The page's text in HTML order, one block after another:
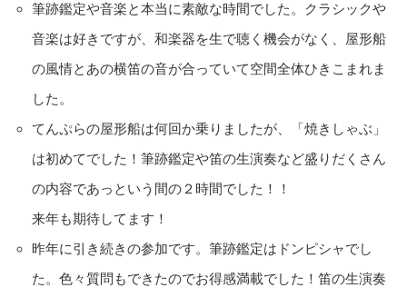
筆跡鑑定や音楽と本当に素敵な時間でした。クラシックや
音楽は好きですが、和楽器を生で聴く機会がなく、屋形船
の風情とあの横笛の音が合っていて空間全体ひきこまれま
した。
てんぷらの屋形船は何回か乗りましたが、「焼きしゃぶ」
は初めてでした！筆跡鑑定や笛の生演奏など盛りだくさん
の内容であっという間の２時間でした！！
来年も期待してます！
昨年に引き続きの参加です。筆跡鑑定はドンピシャでし
た。色々質問もできたのでお得感満載でした！笛の生演奏